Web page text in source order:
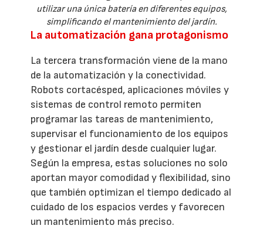
utilizar una única batería en diferentes equipos,
simplificando el mantenimiento del jardín.
La automatización gana protagonismo
La tercera transformación viene de la mano
de la automatización y la conectividad.
Robots cortacésped, aplicaciones móviles y
sistemas de control remoto permiten
programar las tareas de mantenimiento,
supervisar el funcionamiento de los equipos
y gestionar el jardín desde cualquier lugar.
Según la empresa, estas soluciones no solo
aportan mayor comodidad y flexibilidad, sino
que también optimizan el tiempo dedicado al
cuidado de los espacios verdes y favorecen
un mantenimiento más preciso.